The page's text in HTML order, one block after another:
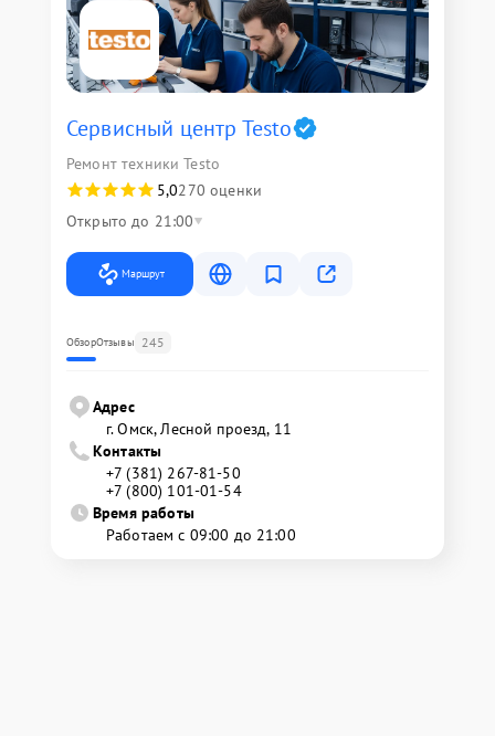
Сервисный центр Testo
Ремонт техники Testo
5,0270 оценки
Открыто до 21:00
Маршрут
ОбзорОтзывы 245
Адрес
г. Омск, ​Лесной проезд, 11
Контакты
+7 (381) 267-81-50
+7 (800) 101-01-54
Время работы
Работаем с 09:00 до 21:00